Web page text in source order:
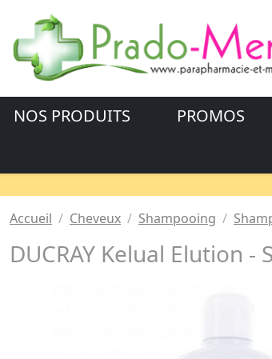
NOS PRODUITS PROMOS
Accueil Cheveux Shampooing
DUCRAY Kelual Elution